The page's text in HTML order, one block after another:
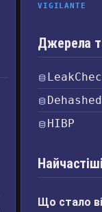
VIGILANTE
Джерела
Dehashed
HIBP
Що стало